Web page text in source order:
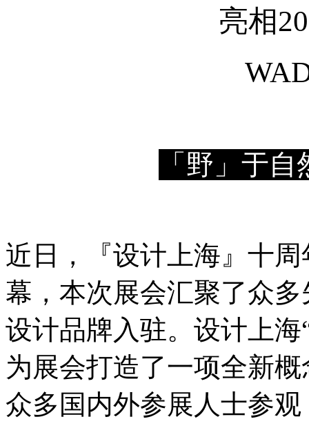
亮相
「野」于
近日，『设计上海』十
幕，本次展会汇聚了众
设计品牌入驻。设计上
为展会打造了一项全新
众多国内外参展人士参